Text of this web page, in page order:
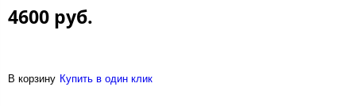
4600 руб.
В корзину Купить в один клик